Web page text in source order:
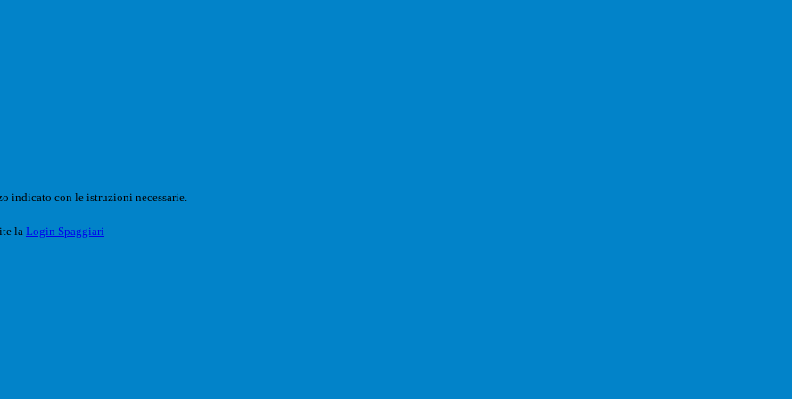
indicato con le istruzioni necessarie.
la Login Spaggiari